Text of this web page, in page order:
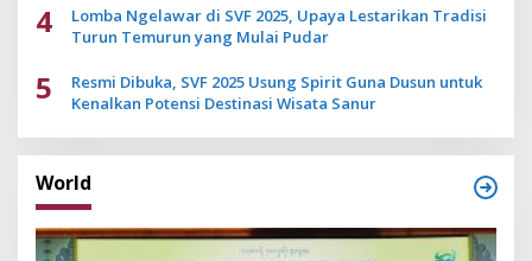
4
Lomba Ngelawar di SVF 2025, Upaya Lestarikan Tradisi
Turun Temurun yang Mulai Pudar
5
Resmi Dibuka, SVF 2025 Usung Spirit Guna Dusun untuk
Kenalkan Potensi Destinasi Wisata Sanur
World